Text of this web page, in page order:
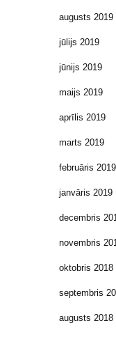
augusts 2019
jūlijs 2019
jūnijs 2019
maijs 2019
aprīlis 2019
marts 2019
februāris 2019
janvāris 2019
decembris
novembris
oktobris 2018
septembris
augusts 2018